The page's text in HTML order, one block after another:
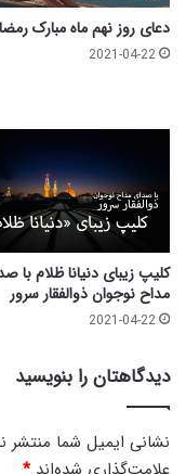
دعای روز نهم ماه مبارک
2021-04-22
کلیپ زیبای دنیانا ظلام با
مداح نوجوان ذوالفقار سرور
2021-04-22
دیدگاهتان را بنویسید
نشانی ایمیل شما منتشر